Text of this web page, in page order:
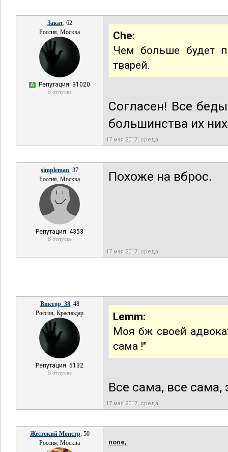
Закат, 62
Россия, Москва
А Репутация: 31020
В отпуске
Che:
Чем больше будет
тварей.
Согласен! Все
большинства их
17 мая 2017, среда
simpleman, 37
Россия, Москва
Репутация: 4353
В отпуске
Похоже на вброс.
17 мая 2017, среда
Виктор_38, 48
Россия, Краснодар
Репутация: 5132
В отпуске
Lemm:
Моя бж своей
сама !"
Все сама, все сама,
17 мая 2017, среда
Жестокий Монстр, 50
Россия, Москва
none,